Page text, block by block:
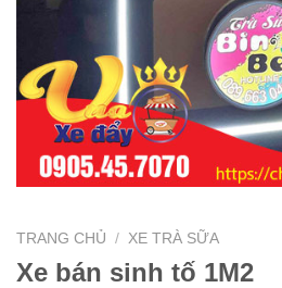
TRANG CHỦ / XE TRÀ SỮA
Xe bán sinh tố 1M2